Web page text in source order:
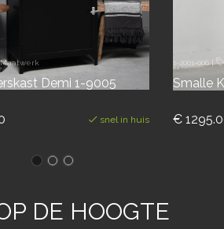
Demi 1-9005
snel in huis
1-2001-006
Smalle
€
DE HOOGTE